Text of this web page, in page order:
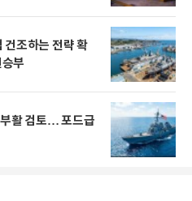
건조하는 전략 확
부
활 검토… 포드급